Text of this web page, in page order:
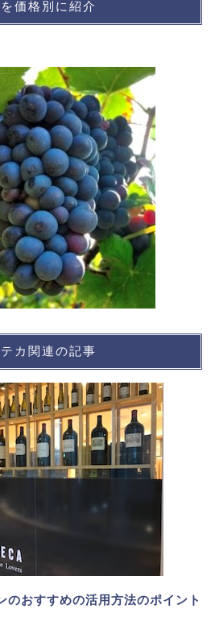
価格別に紹介
カ関連の記事
おすすめの活用方法のポイント